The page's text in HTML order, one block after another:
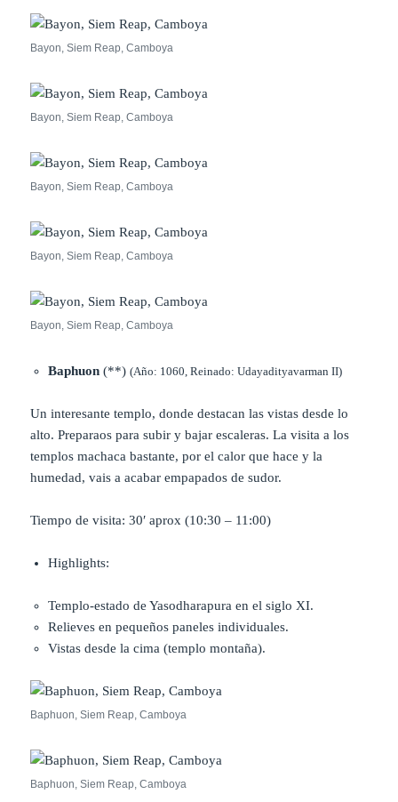
Bayon, Siem Reap, Camboya
Bayon, Siem Reap, Camboya
Bayon, Siem Reap, Camboya
Bayon, Siem Reap, Camboya
Bayon, Siem Reap, Camboya
Baphuon (**)(Año: 1060, Reinado: Udayadityavarman II)
Un interesante templo, donde destacan las vistas desde lo
alto. Preparaos para subir y bajar escaleras. La visita a los
templos machaca bastante, por el calor que hace y la
humedad, vais a acabar empapados de sudor.
Tiempo de visita: 30′ aprox (10:30 – 11:00)
Highlights:
Templo-estado de Yasodharapura en el siglo XI.
Relieves en pequeños paneles individuales.
Vistas desde la cima (templo montaña).
Baphuon, Siem Reap, Camboya
Baphuon, Siem Reap, Camboya